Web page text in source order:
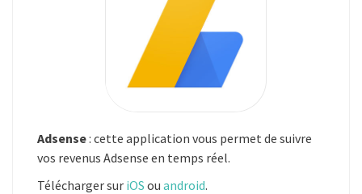
Adsense: cette application vous permet de suivre
vos revenus Adsense en temps réel.
Télécharger sur iOS ou android.